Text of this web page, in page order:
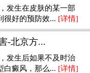
发生在皮肤的某一部
很好的预防效... [详情]
-北京方...
发生后如果不及时治
白癜风，那么... [详情]